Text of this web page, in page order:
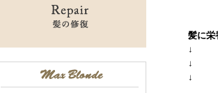
髪に栄
↓
↓
↓